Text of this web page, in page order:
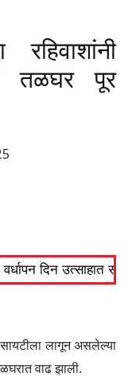
रहिवाशांनी
तळघर पूर
दिन उत्साहात
लागून असलेल्या
वाढ झाली.